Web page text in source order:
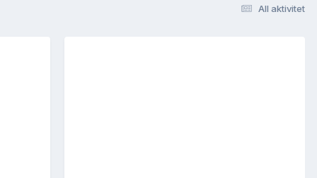
All aktivitet